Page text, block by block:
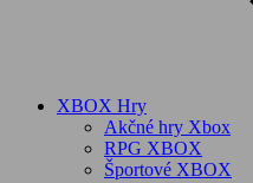
XBOX Hry
Akčné hry Xbox
RPG XBOX
Športové XBOX